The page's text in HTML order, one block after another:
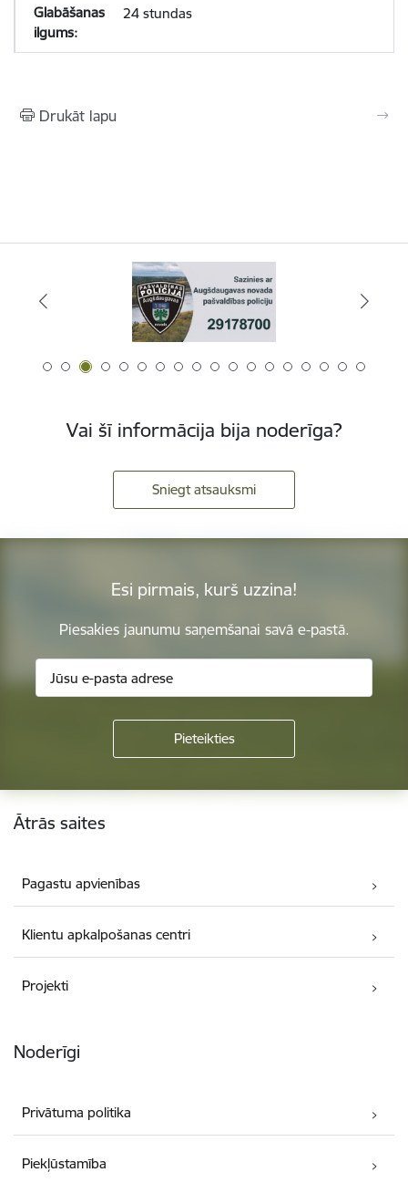
24 stundas
Drukāt lapu
Vai šī informācija bija noderīga?
Sniegt atsauksmi
Esi pirmais, kurš uzzina!
Piesakies jaunumu saņemšanai savā e-pastā.
Kājene
Ātrās saites
Pagastu apvienības
Klientu apkalpošanas centri
Projekti
Noderīgi
Privātuma politika
Piekļūstamība